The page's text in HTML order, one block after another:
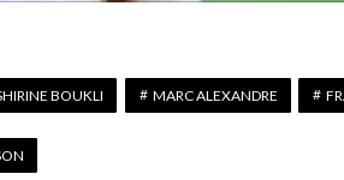
BOUKLI MARC ALEXANDRE